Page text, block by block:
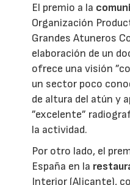
El premio a la
Organización
Grandes Atuneros
elaboración de un
ofrece una visión
un sector poco
de altura del atún y
”excelente”
la actividad.
Por otro lado, el
España en la
Interior (Alicante),